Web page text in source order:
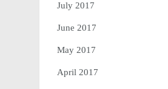
July 2017
June 2017
May 2017
April 2017